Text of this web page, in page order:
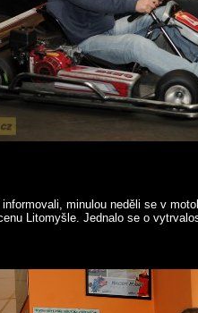
minulou neděli se v
Litomyšle. Jednalo se o